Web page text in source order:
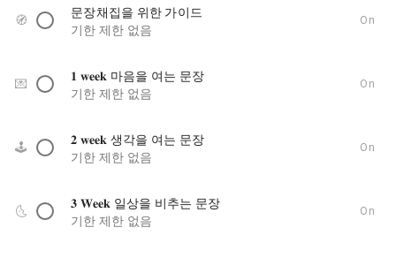
🧭
문장채집을 위한 가이드
기한 제한 없음
On
💌
𝟏 𝐰𝐞𝐞𝐤 마음을 여는 문장
기한 제한 없음
On
🕹️
𝟐 𝐰𝐞𝐞𝐤 생각을 여는 문장
기한 제한 없음
On
🌜️
𝟑 𝐖𝐞𝐞𝐤 일상을 비추는 문장
기한 제한 없음
On